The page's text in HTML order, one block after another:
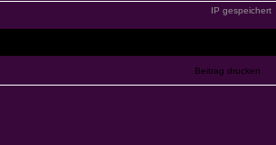
IP gespeichert